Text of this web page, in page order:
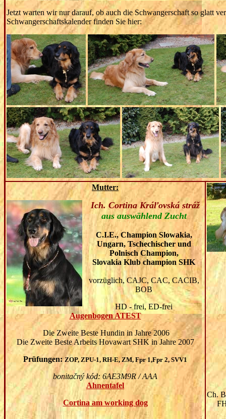
Jetzt warten wir nur darauf, ob auch die Schwangerschaft so glatt
Schwangerschaftskalender finden Sie hier:
Mutter:
Ich. Cortina Kráľovská stráž
aus auswählend Zucht
C.I.E., Champion Slowakia,
Ungarn, Tschechischer und
Polnisch Champion,
Slovakia Klub champion SHK
vorzüglich, CAJC, CAC, CACIB,
BOB
HD - frei, ED-frei
Augenbogen ATEST
Die Zweite Beste Hundin in Jahre 2006
Die Zweite Beste Arbeits Hovawart SHK in Jahre 2007
Prüfungen:ZOP, ZPU-1, RH-E, ZM, Fpr 1,Fpr 2, SVV1
bonitačný kód: 6AE3M9R / AAA
Ahnentafel
Cortina am working dog
Ch.